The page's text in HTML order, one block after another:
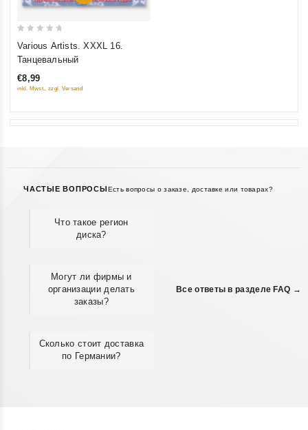
5
Various Artists. XXXL 16.
Танцевальный
€8,99
inkl. Mwst., zzgl. Versand
ЧАСТЫЕ ВОПРОСЫ Есть вопросы о заказе, доставке или товарах?
Что такое регион
диска?
Могут ли фирмы и
организации делать
заказы?
Сколько стоит доставка
по Германии?
Все ответы в разделе FAQ →